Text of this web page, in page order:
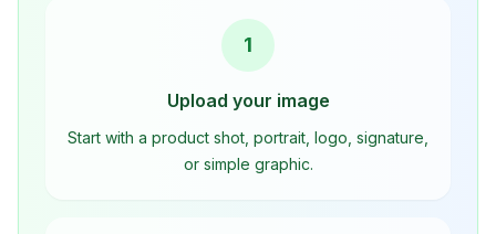
1
Upload your image
Start with a product shot, portrait, logo, signature,
or simple graphic.